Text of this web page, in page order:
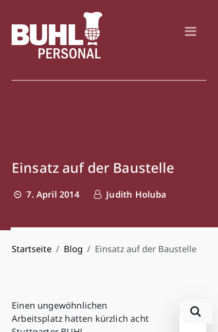
Einsatz auf der Baustelle
7. April 2014 Judith Holuba
Startseite Blog Einsatz auf der Baustelle
Einen ungewöhnlichen
Arbeitsplatz hatten kürzlich acht